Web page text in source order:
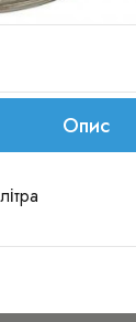
Опис